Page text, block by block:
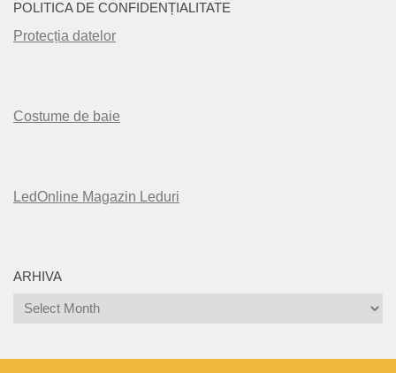
POLITICA DE CONFIDENȚIALITATE
Protecția datelor
Costume de baie
LedOnline Magazin Leduri
ARHIVA
Arhiva